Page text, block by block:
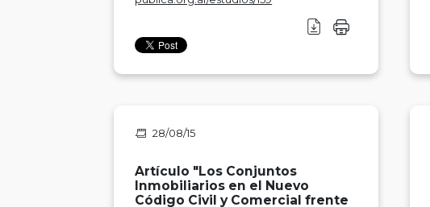
28/08/15
Artículo "Los Conjuntos
Inmobiliarios en el Nuevo
Código Civil y Comercial frente